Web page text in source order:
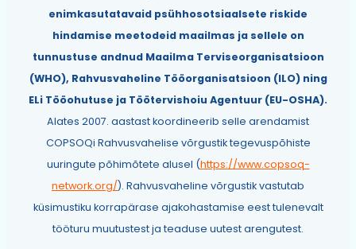
enimkasutatavaid psühhosotsiaalsete riskide
hindamise meetodeid maailmas ja sellele on
tunnustuse andnud Maailma Terviseorganisatsioon
(WHO), Rahvusvaheline Tööorganisatsioon (ILO) ning
ELi Tööohutuse ja Töötervishoiu Agentuur (EU-OSHA).
Alates 2007. aastast koordineerib selle arendamist
COPSOQi Rahvusvahelise võrgustik tegevuspõhiste
uuringute põhimõtete alusel (https://www.copsoq-
network.org/). Rahvusvaheline võrgustik vastutab
küsimustiku korrapärase ajakohastamise eest tulenevalt
tööturu muutustest ja teaduse uutest arengutest.